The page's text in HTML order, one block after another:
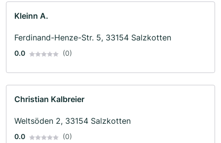
Kleinn A.
Ferdinand-Henze-Str. 5, 33154 Salzkotten
0.0 (0)
Christian Kalbreier
Weltsöden 2, 33154 Salzkotten
0.0 (0)